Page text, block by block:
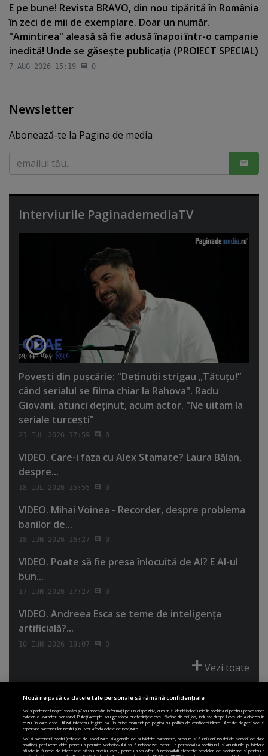
E pe bune! Revista BRAVO, din nou tipărită în România
în zeci de mii de exemplare. Doar un număr.
"Amintirea" aleasă să fie adusă înapoi într-o campanie
inedită! Unde se găseşte publicaţia (PROIECT SPECIAL)
7 AUG 2026 15:19 0
Newsletter
Abonează-te la Pagina de media
Interviurile PaginademediaTV
Poveşti din puşcărie: "Deţinuţii strigau „Tătuţu!”
când serialul se filma chiar la Rahova". Radu
Giovani, atunci deţinut, acum actor. "Ne uitam la
seriale turceşti"
21 IUL 2026 17:59 0
VIDEO. Care-i faza cu Alex Stamate? Laura Bălan,
despre...
18 IUL 2026 15:55 0
VIDEO. Mihai Voinea - Recorder, despre problema
banilor de...
18 IUN 2026 16:27 0
VIDEO. Poate să fie presa înlocuită de AI? E AI-ul
bun...
17 IUN 2026 17:27 0
VIDEO. Andreea Esca se teme de inteligenţa
artificială?...
10 IUN 2026 18:07 0
Vezi toate
PRIMA PAGINĂ
POLITICA DE COLECTARE ACORD COOKIE
POLITICA DE CONFIDENȚIALITATE
DESPRE SITE
ECHIPA
DESPRE MINE
JOBURI CONTACT ARHIVA
Nouă ne pasă ca datele tale personale să rămână confidențiale
Noi și partenerii noștri stocăm și/sau accesăm informații pe un dispozitiv, cum ar fi identificatori unici în cookie-uri pentru procesarea
datelor cu caracter personal. Puteți accepta sau gestiona preferințele dvs. făcând clic mai jos, inclusiv dreptul dvs. de a obiecta în
cazul în care este utilizat interesul legitim sau în orice moment pe pagina cu politica de confidențialitate. Aceste alegeri vor fi
raportate partenerilor noștri și nu vor afecta datele de navigare.
Noi si partenerii nostri (retelele de socializare si agentiile de publicitate partenere, precum si furnizorii nostri de servicii de date
analitice) prelucram date pentru a permite website-ului sa functioneze, pentru a personaliza continutul si anunturile publicitare
afisate in functie de interesele si/sau profilul dvs., pentru a va oferi functionalitati aferente retelelor de socializare si pentru a